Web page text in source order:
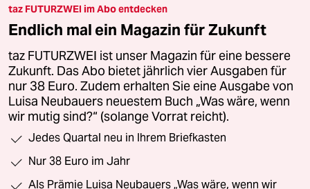
taz FUTURZWEI im Abo entdecken
Endlich mal ein Magazin für Zukunft
taz FUTURZWEI ist unser Magazin für eine bessere
Zukunft. Das Abo bietet jährlich vier Ausgaben für
nur 38 Euro. Zudem erhalten Sie eine Ausgabe von
Luisa Neubauers neuestem Buch „Was wäre, wenn
wir mutig sind?“ (solange Vorrat reicht).
Jedes Quartal neu in Ihrem Briefkasten
Nur 38 Euro im Jahr
Als Prämie Luisa Neubauers „Was wäre, wenn wir